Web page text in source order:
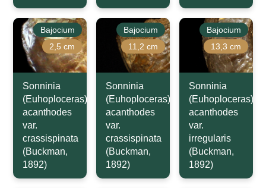
Bajocium
2,5 cm
Sonninia
(Euhoploceras)
acanthodes
var.
crassispinata
(Buckman,
1892)
Bajocium
11,2 cm
Sonninia
(Euhoploceras)
acanthodes
var.
crassispinata
(Buckman,
1892)
Bajocium
13,3 cm
Sonninia
(Euhoploceras)
acanthodes
var.
irregularis
(Buckman,
1892)